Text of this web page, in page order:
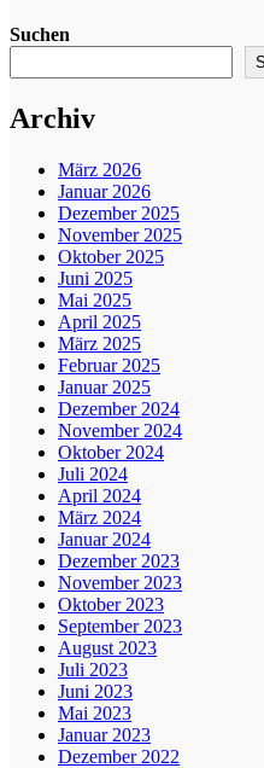
Suchen
Archiv
März 2026
Januar 2026
Dezember 2025
November 2025
Oktober 2025
Juni 2025
Mai 2025
April 2025
März 2025
Februar 2025
Januar 2025
Dezember 2024
November 2024
Oktober 2024
Juli 2024
April 2024
März 2024
Januar 2024
Dezember 2023
November 2023
Oktober 2023
September 2023
August 2023
Juli 2023
Juni 2023
Mai 2023
Januar 2023
Dezember 2022